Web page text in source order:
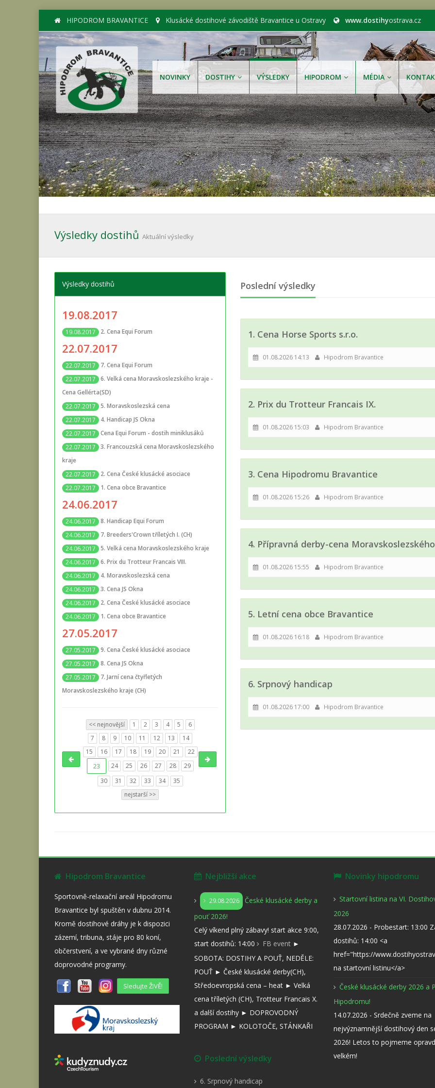
HIPODROM BRAVANTICE Klusácké dostihové závodiště Bravantice u Ostravy www.dostihyostrava.cz
NOVINKY DOSTIHY VÝSLEDKY HIPODROM MÉDIA
Výsledky dostihů Aktuální výsledky
Poslední výsledky
1. Cena Horse Sports s.r.o.
01.08.2026 14:13 Hipodrom Bravantice
2. Prix du Trotteur Francais IX.
01.08.2026 15:03 Hipodrom Bravantice
3. Cena Hipodromu Bravantice
01.08.2026 15:26 Hipodrom Bravantice
4. Přípravná derby-cena
01.08.2026 15:55 Hipodrom Bravantice
5. Letní cena obce Bravantice
01.08.2026 16:18 Hipodrom Bravantice
6. Srpnový handicap
01.08.2026 17:00 Hipodrom Bravantice
Výsledky dostihů
19.08.2017
19.08.2017 2. Cena Equi Forum
22.07.2017
22.07.2017
7. Cena Equi Forum
22.07.2017
6. Velká cena Moravskoslezského kraje -
Cena Gellérta(SD)
22.07.2017
5. Moravskoslezská cena
22.07.2017
4. Handicap JS Okna
22.07.2017
Cena Equi Forum - dostih miniklusáků
22.07.2017
3. Francouzská cena Moravskoslezského
kraje
22.07.2017
2. Cena České klusácké asociace
22.07.2017
1. Cena obce Bravantice
24.06.2017
24.06.2017
8. Handicap Equi Forum
24.06.2017
7. Breeders'Crown tříletých I. (CH)
24.06.2017
5. Velká cena Moravskoslezského kraje
24.06.2017
6. Prix du Trotteur Francais VIII.
24.06.2017
4. Moravskoslezská cena
24.06.2017
3. Cena JS Okna
24.06.2017
2. Cena České klusácké asociace
24.06.2017
1. Cena obce Bravantice
27.05.2017
27.05.2017
9. Cena České klusácké asociace
27.05.2017
8. Cena JS Okna
27.05.2017
7. Jarní cena čtyřletých
Moravskoslezského kraje (CH)
<< nejnovější 1 2 3 4 5
6
7
8 9 10 11 12 13
14
15
16 17 18 19 20 21 22
23 24 25 26 27 28
29
30
31 32 33 34
35
nejstarší >>
Hipodrom Bravantice
Sportovně-relaxační areál Hipodromu
Bravantice byl spuštěn v dubnu 2014.
Kromě dostihové dráhy je k dispozici
zázemí, tribuna, stáje pro 80 koní,
občerstvení, a ve vybrané dny různé
doprovodné programy.
Sledujte ŽIVĚ!
Nejbližší akce
29.08.2026
České klusácké derby a
pouť 2026!
Celý víkend plný zábavy! start akce 9:00,
start dostihů: 14:00
FB event►
SOBOTA: DOSTIHY A POUŤ, NEDĚLE:
POUŤ ► České klusácké derby(CH),
Středoevropská cena – heat ► Velká
cena tříletých (CH), Trotteur Francais X.
a další dostihy ► DOPROVODNÝ
PROGRAM ► KOLOTOČE, STÁNKAŘI
Poslední výsledky
6. Srpnový handicap
Novinky hipodromu
Startovní listina na VI.
2026
28.07.2026 - Probestart: 13:00
dostihů: 14:00 <a
href="https://
na startovní listinu</a>
České klusácké derby 2026 a
Hipodromu!
14.07.2026 - Srdečně zveme na
nejvýznamnější dostihový den
2026! Letos to pojmeme
velkém!